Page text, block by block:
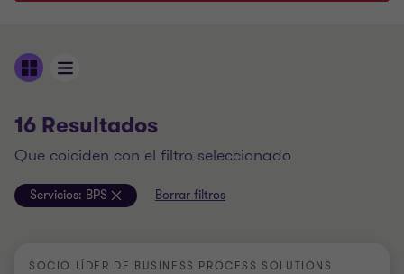
16 Resultados
que coiciden con el filtro seleccionado
Servicios: BPS Borrar filtros
SOCIO LÍDER DE BUSINESS PROCESS SOLUTIONS